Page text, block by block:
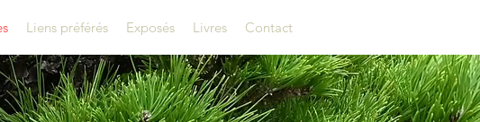
Liens préférés Exposés Livres Contact